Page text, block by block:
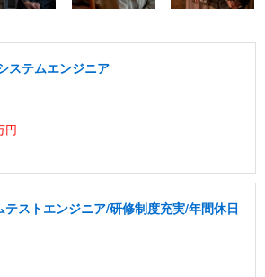
ステムエンジニア
円
ストエンジニア/研修制度充実/年間休日